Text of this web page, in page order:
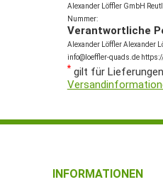
Alexander Löffler GmbH
Nummer:
Verantwortliche
Alexander Löffler Alexander
info@loeffler-quads.de
*gilt für
INFORMATIONEN